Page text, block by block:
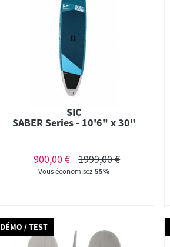
SIC
SABER Series - 10'6" x 30"
900,00 € 1999,00 €
Vous économisez55%
DÉMO / TEST